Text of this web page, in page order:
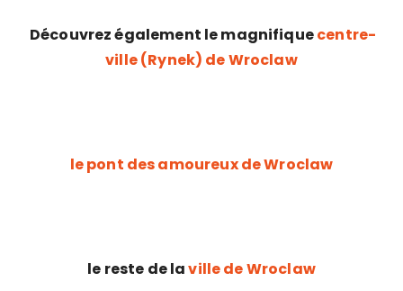
Découvrez également le magnifiquecentre-
ville (Rynek) de Wroclaw
le pont des amoureux de Wroclaw
le reste de laville de Wroclaw